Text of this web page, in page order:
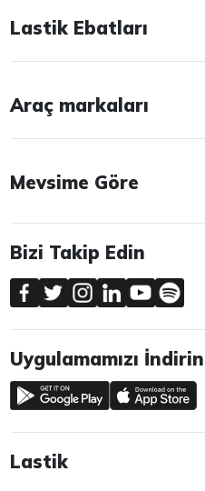
Lastik Ebatları
Araç markaları
Mevsime Göre
Bizi Takip Edin
Uygulamamızı İndirin
Lastik